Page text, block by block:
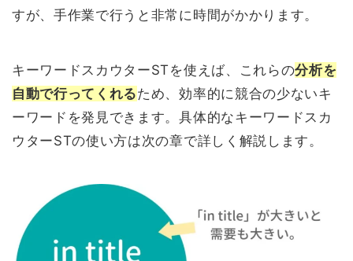
すが、手作業で行うと非常に時間がかかります。
キーワードスカウターSTを使えば、これらの分析を
自動で行ってくれるため、効率的に競合の少ないキ
ーワードを発見できます。具体的なキーワードスカ
ウターSTの使い方は次の章で詳しく解説します。